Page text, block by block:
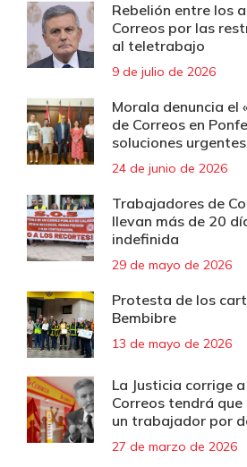
Rebelión entre los
Correos por las
al teletrabajo
9 de julio de 2026
Morala denuncia el
de Correos en
soluciones urgentes
24 de junio de 2026
Trabajadores de
llevan más de 20
indefinida
29 de mayo de 2026
Protesta de los
Bembibre
13 de mayo de 2026
La Justicia corrige
Correos tendrá
un trabajador por
27 de marzo de 2026